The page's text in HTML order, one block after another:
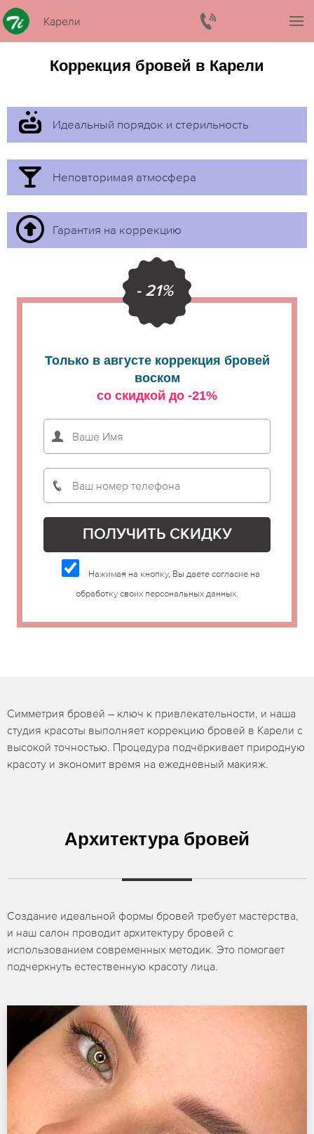
Карели
Коррекция бровей в Карели
Идеальный порядок и стерильность
Неповторимая атмосфера
Гарантия на коррекцию
- 21%
Только в августе коррекция бровей
воском
со скидкой до -21%
Нажимая на кнопку, Вы даете согласие на
обработку своих персональных данных.
Симметрия бровей – ключ к привлекательности, и наша
студия красоты выполняет коррекцию бровей в Карели с
высокой точностью. Процедура подчёркивает природную
красоту и экономит время на ежедневный макияж.
Архитектура бровей
Создание идеальной формы бровей требует мастерства,
и наш салон проводит архитектуру бровей с
использованием современных методик. Это помогает
подчеркнуть естественную красоту лица.